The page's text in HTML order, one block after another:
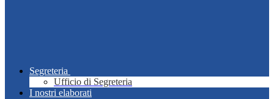
Segreteria
Ufficio di Segreteria
I nostri elaborati